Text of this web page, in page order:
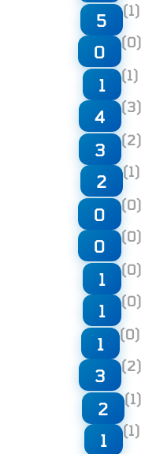
5 (1)
0 (0)
1 (1)
4 (3)
3 (2)
2 (1)
0 (0)
0 (0)
1 (0)
1 (0)
1 (0)
3 (2)
2 (1)
1 (1)